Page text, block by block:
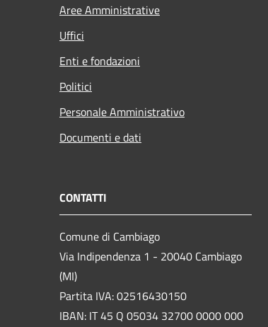
Aree Amministrative
Uffici
Enti e fondazioni
Politici
Personale Amministrativo
Documenti e dati
CONTATTI
Comune di Cambiago
Via Indipendenza 1 - 20040 Cambiago
(MI)
Partita IVA: 02516430150
IBAN: IT 45 Q 05034 32700 0000 000